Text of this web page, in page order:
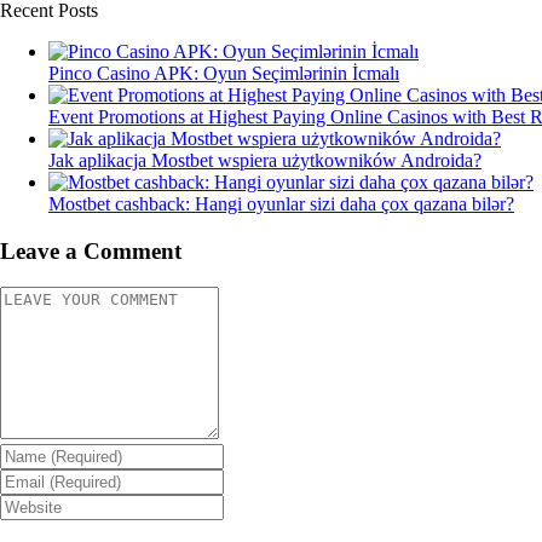
Recent Posts
Pinco Casino APK: Oyun Seçimlərinin İcmalı
Event Promotions at Highest Paying Online Casinos with Best
Jak aplikacja Mostbet wspiera użytkowników Androida?
Mostbet cashback: Hangi oyunlar sizi daha çox qazana bilər?
Leave a Comment